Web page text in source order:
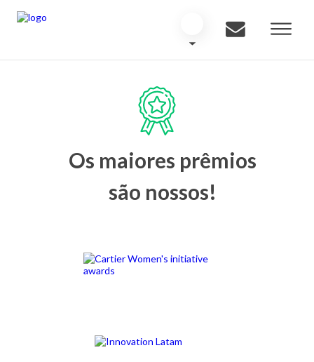
Os maiores prêmios
são nossos!